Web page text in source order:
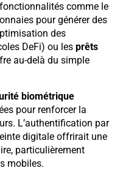
comme le
pour générer des
des
DeFi) ou les prêts
au-delà du simple
biométrique
pour renforcer la
L’authentification par
digitale offrirait une
particulièrement
mobiles.